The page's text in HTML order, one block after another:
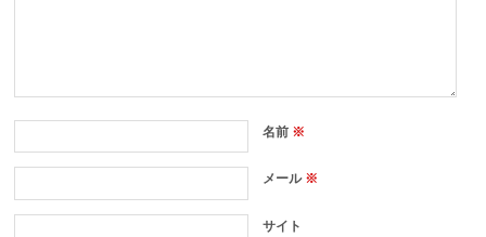
名前 ※
メール※
サイト